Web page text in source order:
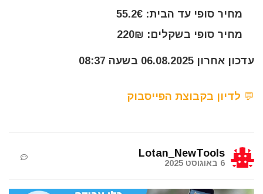
מחיר סופי עד הבית: 55.2€
מחיר סופי בשקלים: 220₪
עדכון אחרון 06.08.2025 בשעה 08:37
💬 לדיון בקבוצת הפייסבוק
Lotan_NewTools
6 באוגוסט 2025